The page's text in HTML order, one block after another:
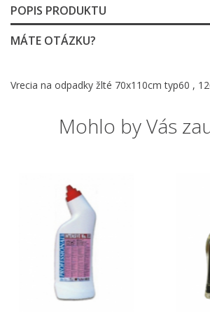
POPIS PRODUKTU
MÁTE OTÁZKU?
Vrecia na odpadky žlté 70x110cm typ60 ,
Mohlo by Vás